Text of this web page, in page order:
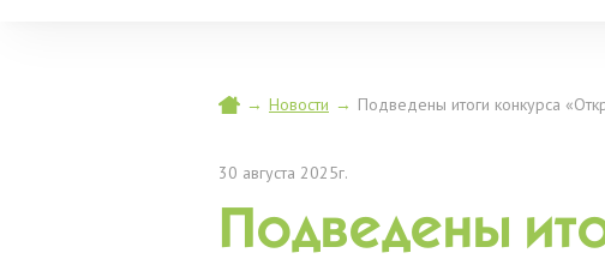
→ Новости → Подведены итоги конкурса
30 августа 2025г.
Подведены